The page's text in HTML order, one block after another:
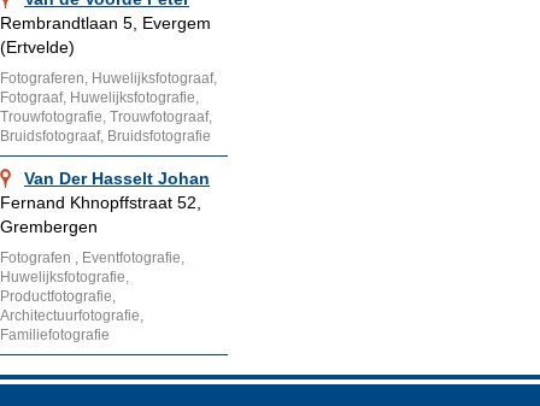
Rembrandtlaan 5, Evergem
(Ertvelde)
Fotograferen, Huwelijksfotograaf,
Fotograaf, Huwelijksfotografie,
Trouwfotografie, Trouwfotograaf,
Bruidsfotograaf, Bruidsfotografie
Van Der Hasselt Johan
Fernand Khnopffstraat 52,
Grembergen
Fotografen , Eventfotografie,
Huwelijksfotografie,
Productfotografie,
Architectuurfotografie,
Familiefotografie